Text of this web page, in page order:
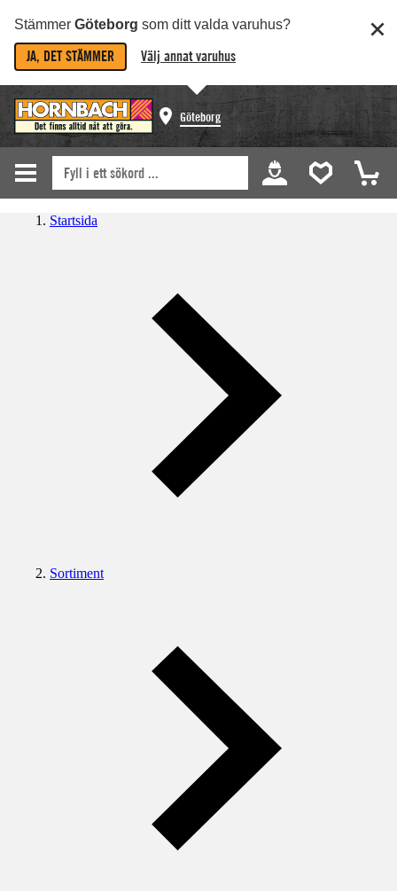
Stämmer Göteborg som ditt valda varuhus?
JA, DET STÄMMER Välj annat varuhus
Göteborg
Startsida
Sortiment